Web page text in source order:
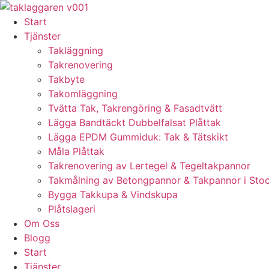
Skip
content
Start
Tjänster
Takläggning
Takrenovering
Takbyte
Takomläggning
Tvätta Tak, Takrengöring & Fasadtvätt
Lägga Bandtäckt Dubbelfalsat Plåttak
Lägga EPDM Gummiduk: Tak & Tätskikt
Måla Plåttak
Takrenovering av Lertegel & Tegeltakpannor
Takmålning av Betongpannor & Takpannor i
Bygga Takkupa & Vindskupa
Plåtslageri
Om Oss
Blogg
Start
Tjänster